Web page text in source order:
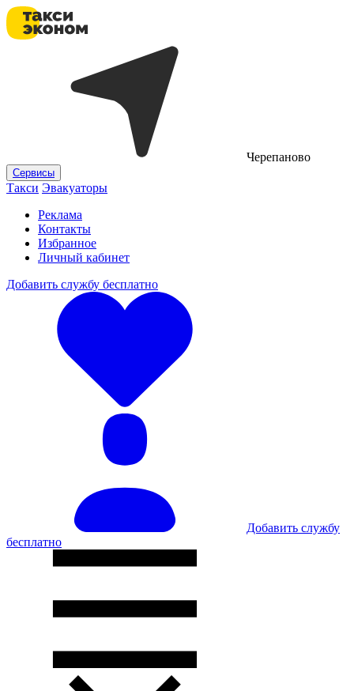
Черепаново
Сервисы
Такси Эвакуаторы
Реклама
Контакты
Избранное
Личный кабинет
Добавить службу бесплатно
Добавить службу
бесплатно